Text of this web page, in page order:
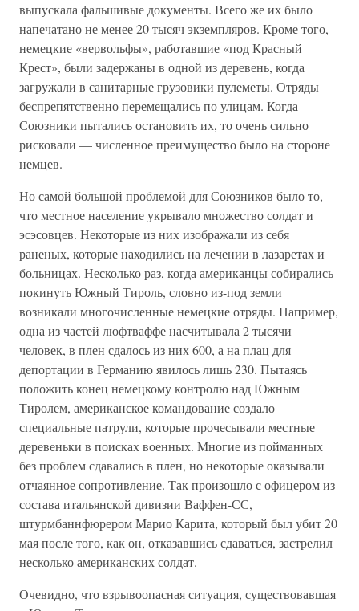
выпускала фальшивые документы. Всего же их было
напечатано не менее 20 тысяч экземпляров. Кроме того,
немецкие «вервольфы», работавшие «под Красный
Крест», были задержаны в одной из деревень, когда
загружали в санитарные грузовики пулеметы. Отряды
беспрепятственно перемещались по улицам. Когда
Союзники пытались остановить их, то очень сильно
рисковали — численное преимущество было на стороне
немцев.
Но самой большой проблемой для Союзников было то,
что местное население укрывало множество солдат и
эсэсовцев. Некоторые из них изображали из себя
раненых, которые находились на лечении в лазаретах и
больницах. Несколько раз, когда американцы собирались
покинуть Южный Тироль, словно из-под земли
возникали многочисленные немецкие отряды. Например,
одна из частей люфтваффе насчитывала 2 тысячи
человек, в плен сдалось из них 600, а на плац для
депортации в Германию явилось лишь 230. Пытаясь
положить конец немецкому контролю над Южным
Тиролем, американское командование создало
специальные патрули, которые прочесывали местные
деревеньки в поисках военных. Многие из пойманных
без проблем сдавались в плен, но некоторые оказывали
отчаянное сопротивление. Так произошло с офицером из
состава итальянской дивизии Ваффен-СС,
штурмбаннфюрером Марио Карита, который был убит 20
мая после того, как он, отказавшись сдаваться, застрелил
несколько американских солдат.
Очевидно, что взрывоопасная ситуация, существовавшая